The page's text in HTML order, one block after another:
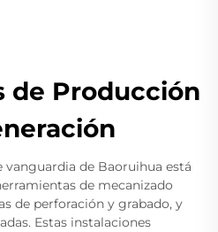
de Producción
de Baoruihua está
de mecanizado
de perforación y grabado, y
Estas instalaciones